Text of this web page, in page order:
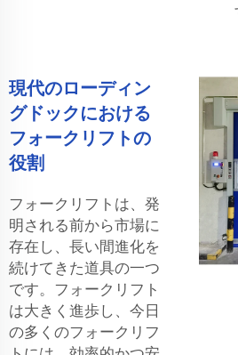
現代のローディン
グドックにおける
フォークリフトの
役割
フォークリフトは、発
明される前から市場に
存在し、長い間進化を
続けてきた道具の一つ
です。フォークリフト
は大きく進歩し、今日
の多くのフォークリフ